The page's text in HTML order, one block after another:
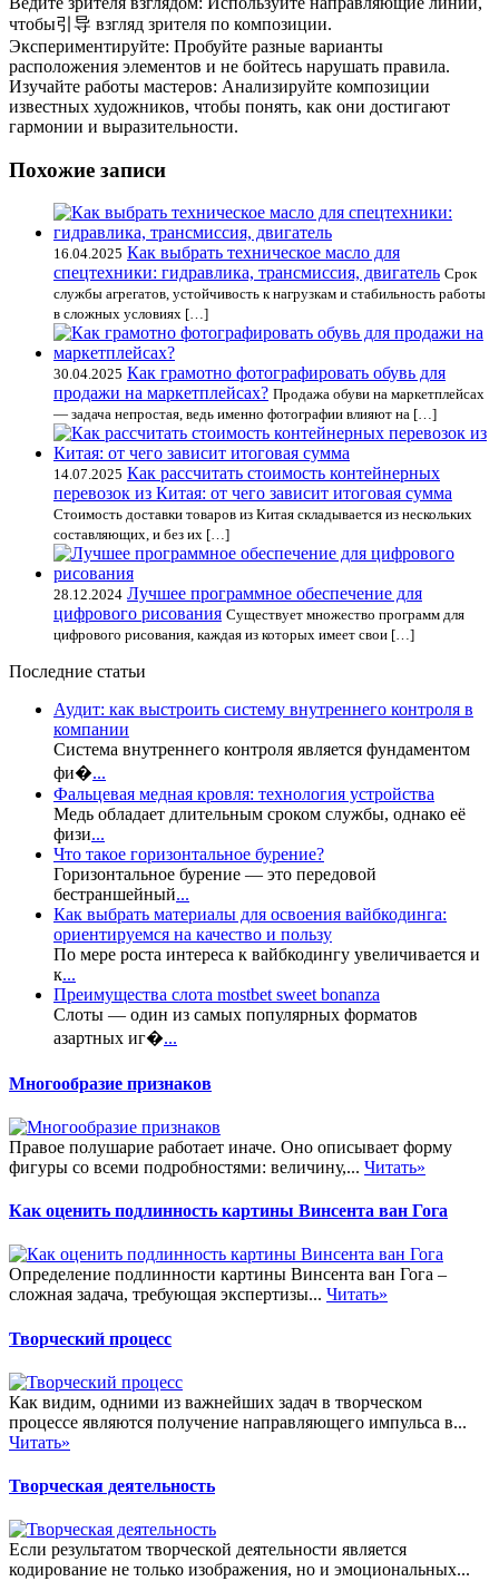
чтобы引导 взгляд зрителя по композиции.
Экспериментируйте: Пробуйте разные варианты
расположения элементов и не бойтесь нарушать правила.
Изучайте работы мастеров: Анализируйте композиции
известных художников, чтобы понять, как они достигают
гармонии и выразительности.
Похожие записи
16.04.2025 Как выбрать техническое масло для
спецтехники: гидравлика, трансмиссия, двигатель Срок
службы агрегатов, устойчивость к нагрузкам и стабильность работы
в сложных условиях […]
30.04.2025 Как грамотно фотографировать обувь для
продажи на маркетплейсах? Продажа обуви на маркетплейсах
— задача непростая, ведь именно фотографии влияют на […]
14.07.2025 Как рассчитать стоимость контейнерных
перевозок из Китая: от чего зависит итоговая сумма
Стоимость доставки товаров из Китая складывается из нескольких
составляющих, и без их […]
28.12.2024 Лучшее программное обеспечение для
цифрового рисования Существует множество программ для
цифрового рисования, каждая из которых имеет свои […]
Последние статьи
Аудит: как выстроить систему внутреннего контроля в
компании
Система внутреннего контроля является фундаментом
фи�...
Фальцевая медная кровля: технология устройства
Медь обладает длительным сроком службы, однако её
физи...
Что такое горизонтальное бурение?
Горизонтальное бурение — это передовой
бестраншейный...
Как выбрать материалы для освоения вайбкодинга:
ориентируемся на качество и пользу
По мере роста интереса к вайбкодингу увеличивается и
к...
Преимущества слота mostbet sweet bonanza
Слоты — один из самых популярных форматов
азартных иг�...
Многообразие признаков
Правое полушарие работает иначе. Оно описывает форму
фигуры со всеми подробностями: величину,... Читать»
Как оценить подлинность картины Винсента ван Гога
Определение подлинности картины Винсента ван Гога –
сложная задача, требующая экспертизы... Читать»
Творческий процесс
Как видим, одними из важнейших задач в творческом
процессе являются получение направляющего импульса в...
Читать»
Творческая деятельность
Если результатом творческой деятельности является
кодирование не только изображения, но и эмоциональных...